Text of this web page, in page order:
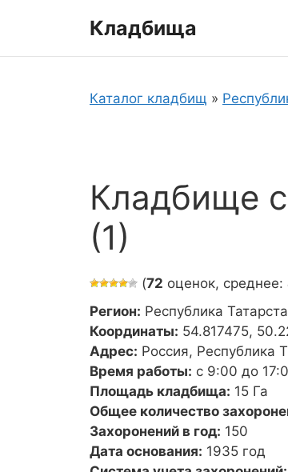
Кладбища
Каталог кладбищ »
Кладбище
(1)
(72 оценок, среднее:
Регион: Республика
Координаты: 54.817475,
Адрес: Россия, Республика
Время работы: с 9:00 до
Площадь кладбища: 15 Га
Общее количество
Захоронений в год: 150
Дата основания: 1935 год